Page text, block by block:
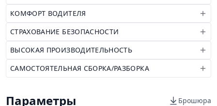
КОМФОРТ ВОДИТЕЛЯ
СТРАХОВАНИЕ БЕЗОПАСНОСТИ
ВЫСОКАЯ ПРОИЗВОДИТЕЛЬНОСТЬ
САМОСТОЯТЕЛЬНАЯ СБОРКА/РАЗБОРКА
Параметры Брошюра